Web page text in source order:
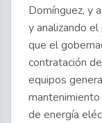
Domínguez, y
y analizando
que el
contratación
equipos
de energía